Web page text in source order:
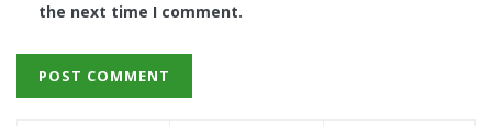
the next time I comment.